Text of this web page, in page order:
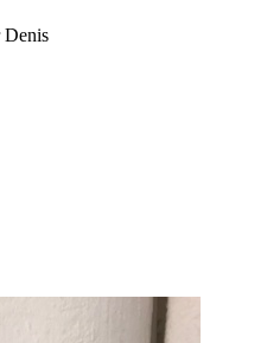
Denis